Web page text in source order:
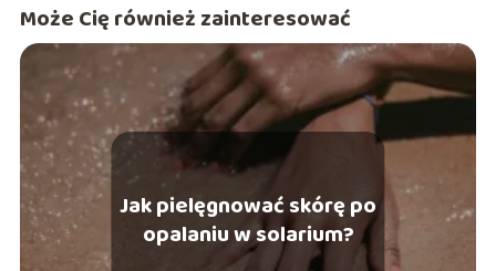
Może Cię również zainteresować
Jak pielęgnować skórę po
opalaniu w solarium?